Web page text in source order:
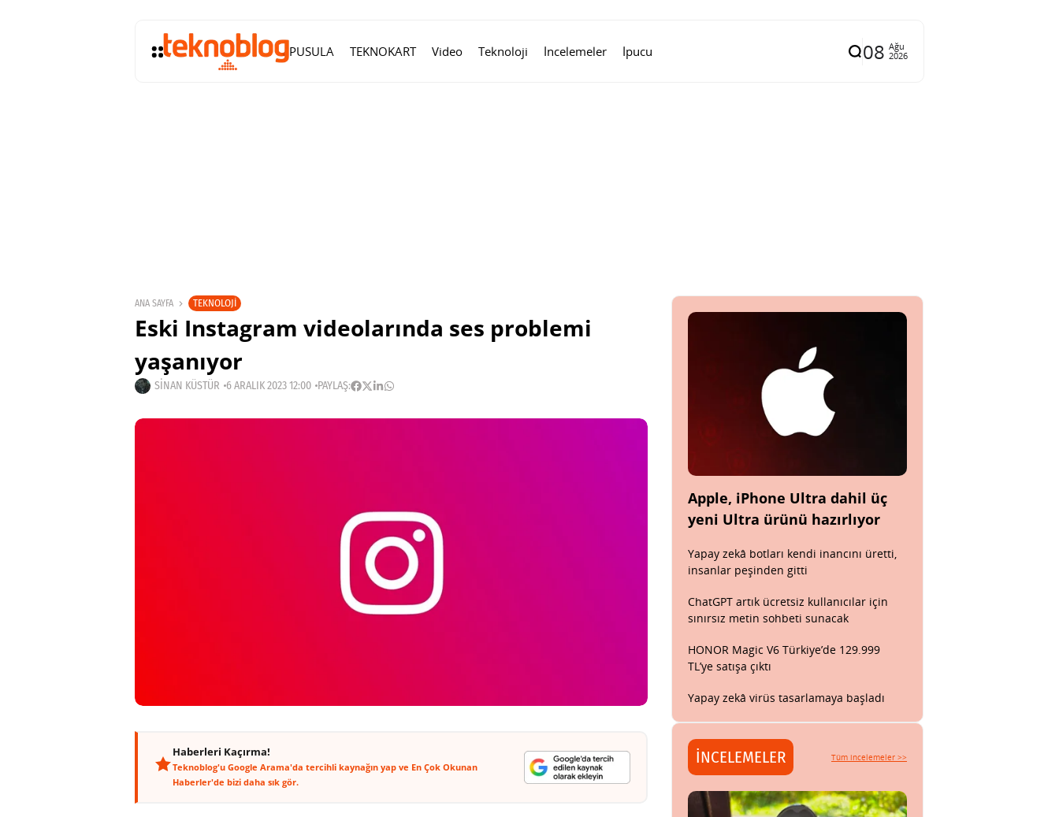
PUSULA TEKNOKART Video Teknoloji İncelemeler İpucu 08 Ağu
2026
ANA SAYFA TEKNOLOJI
Eski Instagram videolarında ses problemi
yaşanıyor
SINAN KÜSTÜR 6 ARALIK 2023 12:00 PAYLAŞ:
Haberleri Kaçırma!
Teknoblog'u Google Arama'da tercihli kaynağın yap ve En Çok Okunan
Haberler'de bizi daha sık gör.
Apple, iPhone Ultra dahil üç
yeni Ultra ürünü hazırlıyor
Yapay zekâ botları kendi inancını üretti,
insanlar peşinden gitti
ChatGPT artık ücretsiz kullanıcılar için
sınırsız metin sohbeti sunacak
HONOR Magic V6 Türkiye’de 129.999
TL’ye satışa çıktı
Yapay zekâ virüs tasarlamaya başladı
İNCELEMELER Tüm incelemeler >>